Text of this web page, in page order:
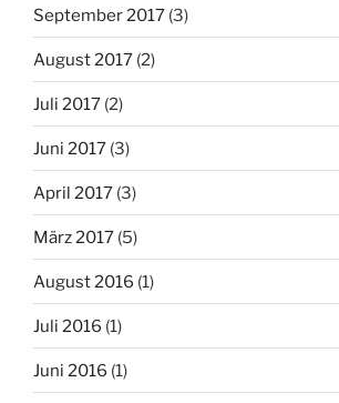
September 2017 (3)
August 2017 (2)
Juli 2017 (2)
Juni 2017 (3)
April 2017 (3)
März 2017 (5)
August 2016 (1)
Juli 2016 (1)
Juni 2016 (1)